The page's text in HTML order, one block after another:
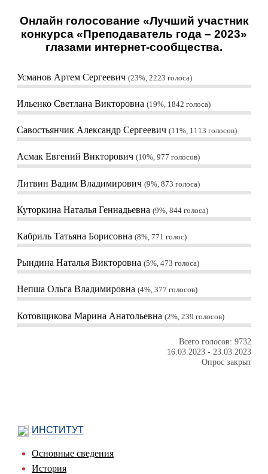
Онлайн голосование «Лучший участник
конкурса «Преподаватель года – 2023»
глазами интернет-сообщества.
Усманов Артем Сергеевич 23%, 2223 голоса
Ильенко Светлана Викторовна 19%, 1842 голоса
Савостьянчик Александр Сергеевич 11%, 1113 голосов
Асмак Евгений Викторович 10%, 977 голосов
Литвин Вадим Владимирович 9%, 873 голоса
Куторкина Наталья Геннадьевна 9%, 844 голоса
Кабриль Татьяна Борисовна 8%, 771 голос
Рындина Наталья Викторовна 5%, 473 голоса
Непша Ольга Владимировна 4%, 377 голосов
Котовщикова Марина Анатольевна 2%, 239 голосов
Всего голосов: 9732
16.03.2023 - 23.03.2023
Опрос закрыт
ИНСТИТУТ
Основные сведения
История